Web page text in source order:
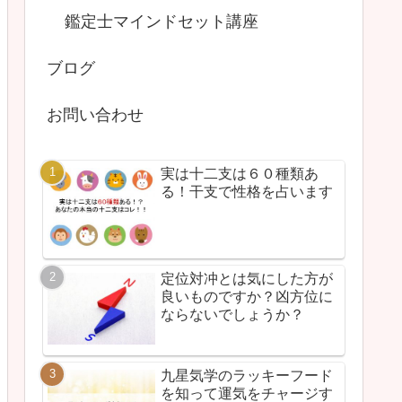
鑑定士マインドセット講座
ブログ
お問い合わせ
実は十二支は６０種類あ
る！干支で性格を占います
定位対冲とは気にした方が
良いものですか？凶方位に
ならないでしょうか？
九星気学のラッキーフード
を知って運気をチャージす